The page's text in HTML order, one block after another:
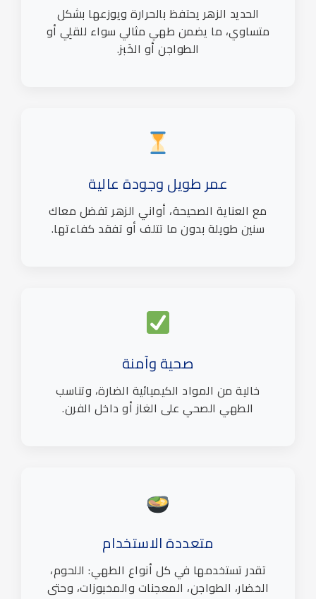
الحديد الزهر يحتفظ بالحرارة ويوزعها بشكل
متساوي، ما يضمن طهي مثالي سواء للقلِي أو
الطواجن أو الخَبز.
عمر طويل وجودة عالية
مع العناية الصحيحة، أواني الزهر تفضل معاك
سنين طويلة بدون ما تتلف أو تفقد كفاءتها.
صحية وآمنة
خالية من المواد الكيميائية الضارة، وتناسب
الطهي الصحي على الغاز أو داخل الفرن.
متعددة الاستخدام
تقدر تستخدمها في كل أنواع الطهي: اللحوم،
الخضار، الطواجن، المعجنات والمخبوزات، وحتى